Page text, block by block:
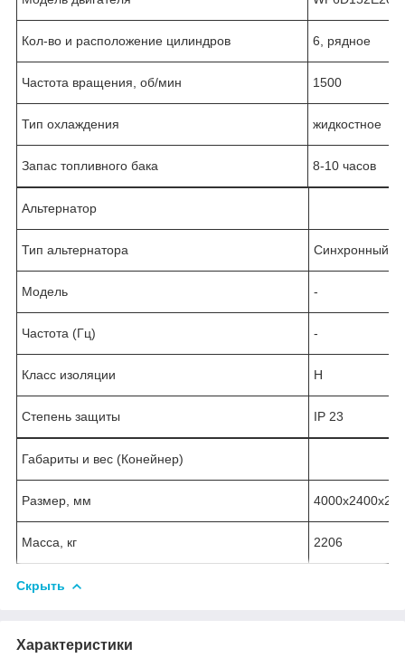
Кол-во и расположение цилиндров 6, рядное
Частота вращения, об/мин 1500
Тип охлаждения жидкостное
Запас топливного бака 8-10 часов
Альтернатор
Тип альтернатора Синхронный
Модель -
Частота (Гц) -
Класс изоляции Н
Степень защиты IP 23
Габариты и вес (Конейнер)
Размер, мм
Масса, кг 2206
Скрыть
Характеристики